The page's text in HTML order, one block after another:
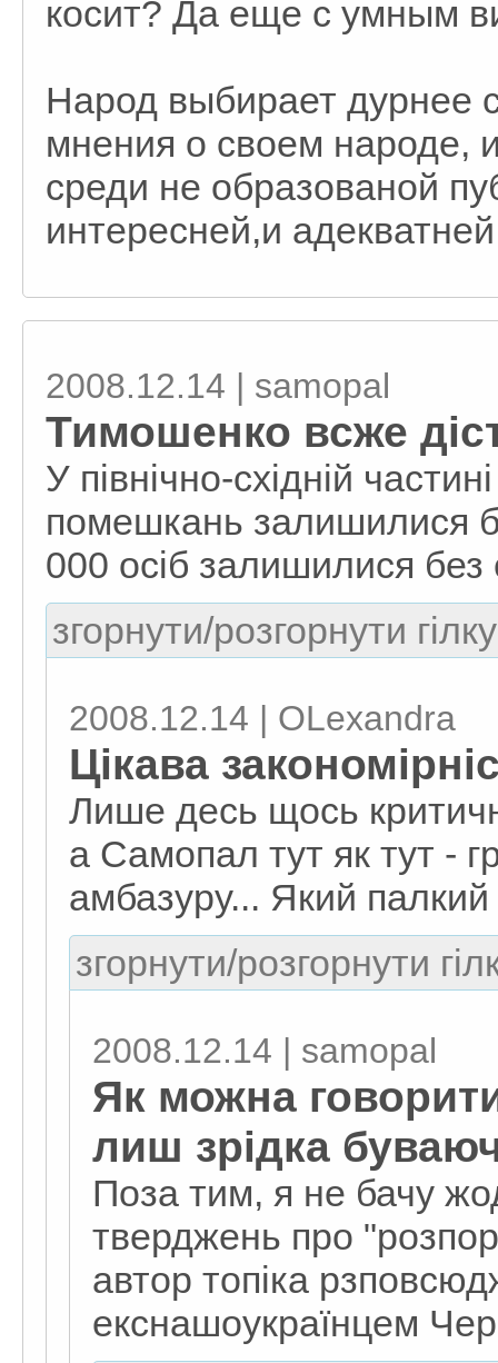
косит? Да еще с умным
Народ выбирает дурнее
мнения о своем народе,
среди не образованой
интересней,и
2008.12.14 | samopal
Тимошенко всже
У північно-східній
помешкань залишилися
000 осіб залишилися
згорнути/розгорнути
2008.12.14 | OLexandra
Цікава
Лише десь щось
а Самопал тут як тут -
амбазуру... Який палкий
згорнути/розгорнути
2008.12.14 | samopal
Як можна
лиш зрідка
Поза тим, я не бачу
тверджень про
автор топіка
екснашоукраїнцем